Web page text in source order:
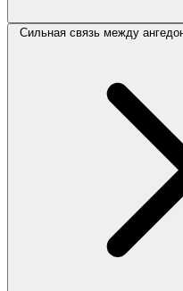
Сильная связь между